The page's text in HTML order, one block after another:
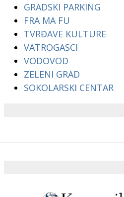
GRADSKI PARKING
FRA MA FU
TVRĐAVE KULTURE
VATROGASCI
VODOVOD
ZELENI GRAD
SOKOLARSKI CENTAR